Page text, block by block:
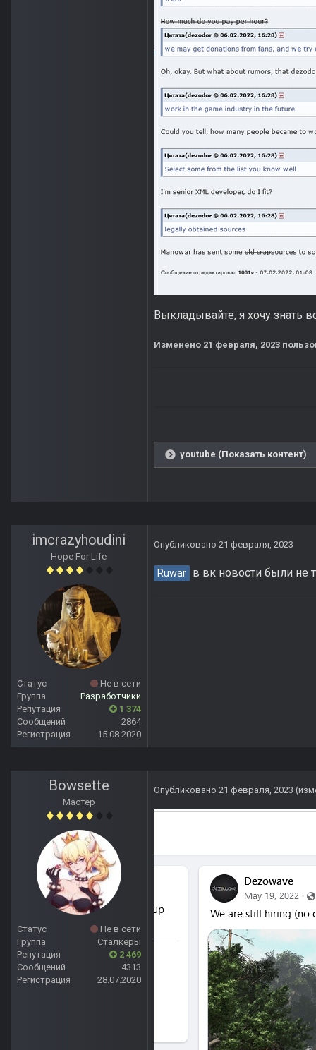
Выкладывайте, я хочу знать
Изменено 21 февраля, 2023
youtube (Показать контент)
imcrazyhoudini
Hope For Life
Статус
Не в сети
Группа
Разработчики
Репутация
1 374
Сообщений
2864
Регистрация
15.08.2020
Опубликовано 21 февраля, 2023
Ruwar в вк новости были не
Bowsette
Мастер
Статус
Не в сети
Группа
Сталкеры
Репутация
2 469
Сообщений
4313
Регистрация
28.07.2020
Опубликовано 21 февраля, 2023